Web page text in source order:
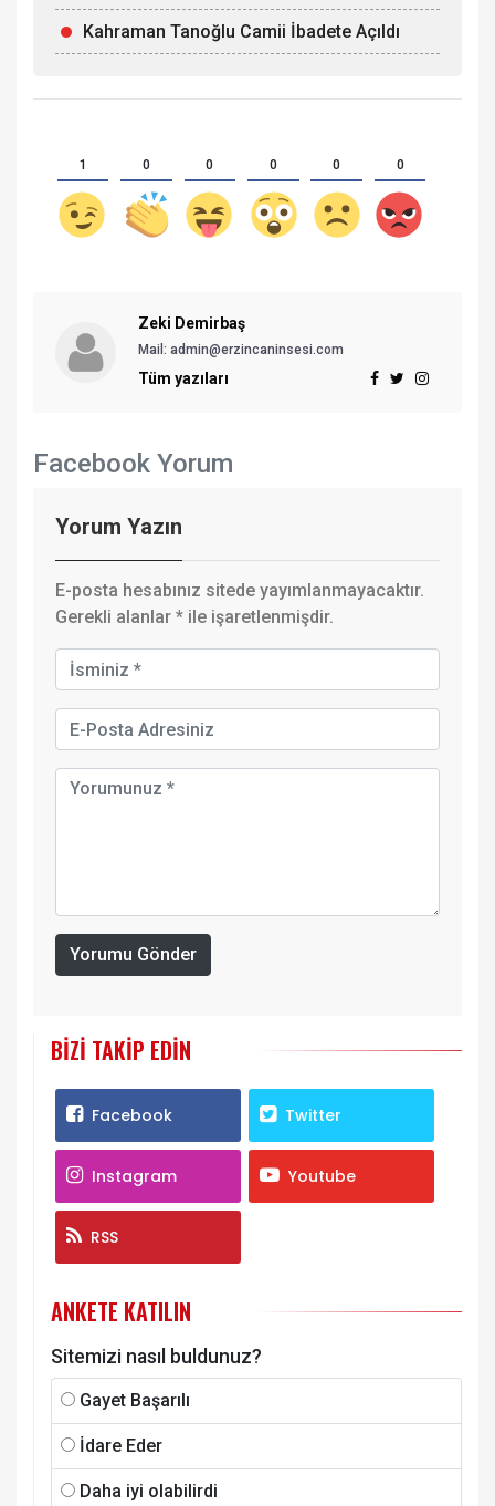
Kahraman Tanoğlu Camii İbadete Açıldı
1 0 0 0 0 0
Zeki Demirbaş
Mail: admin@erzincaninsesi.com
Tüm yazıları
Facebook Yorum
Yorum Yazın
E-posta hesabınız sitede yayımlanmayacaktır.
Gerekli alanlar * ile işaretlenmişdir.
Yorumu Gönder
BIZI TAKIP EDIN
Facebook Twitter
Instagram Youtube
RSS
ANKETE KATILIN
Sitemizi nasıl buldunuz?
Gayet Başarılı
İdare Eder
Daha iyi olabilirdi